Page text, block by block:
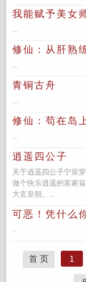
我能赋予美女
...
修仙：从肝熟
...
青铜古舟
...
修仙：苟在岛
...
逍遥四公子
关于逍遥四公子宁宸
做个快乐逍遥的富家
大玄皇朝。...
可恶！凭什么
...
首 页 1